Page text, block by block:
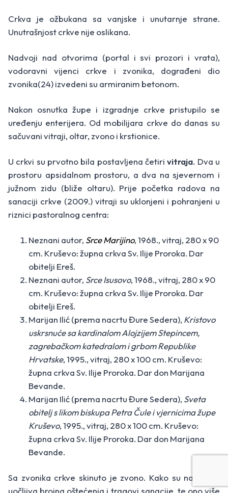
Crkva je ožbukana sa vanjske i unutarnje strane.
Unutrašnjost crkve nije oslikana.
Nadvoji nad otvorima (portal i svi prozori i vrata),
vodoravni vijenci crkve i zvonika, dograđeni dio
zvonika(24) izvedeni su armiranim betonom.
Nakon osnutka župe i izgradnje crkve pristupilo se
uređenju enterijera. Od mobilijara crkve do danas su
sačuvani vitraji, oltar, zvono i krstionice.
U crkvi su prvotno bila postavljena četirivitraja. Dva u
prostoru apsidalnom prostoru, a dva na sjevernom i
južnom zidu (bliže oltaru). Prije početka radova na
sanaciji crkve (2009.) vitraji su uklonjeni i pohranjeni u
riznici pastoralnog centra:
Neznani autor, Srce Marijino, 1968., vitraj, 280 x 90
cm. Kruševo: župna crkva Sv. Ilije Proroka. Dar
obitelji Ereš.
Neznani autor, Srce Isusovo, 1968., vitraj, 280 x 90
cm. Kruševo: župna crkva Sv. Ilije Proroka. Dar
obitelji Ereš.
Marijan Ilić (prema nacrtu Đure Sedera), Kristovo
uskrsnuće sa kardinalom Alojzijem Stepincem,
zagrebačkom katedralom i grbom Republike
Hrvatske, 1995., vitraj, 280 x 100 cm. Kruševo:
župna crkva Sv. Ilije Proroka. Dar don Marijana
Bevande.
Marijan Ilić (prema nacrtu Đure Sedera), Sveta
obitelj s likom biskupa Petra Čule i vjernicima župe
Kruševo, 1995., vitraj, 280 x 100 cm. Kruševo:
župna crkva Sv. Ilije Proroka. Dar don Marijana
Bevande.
Sa zvonika crkve skinuto je zvono. Kako su na zvonu
uočljiva brojna oštećenja i tragovi sanacije, te ono više